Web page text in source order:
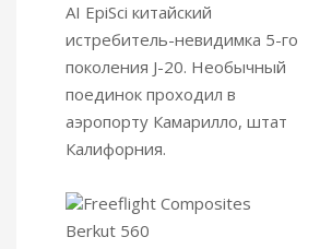
AI EpiSci китайский
истребитель-невидимка 5-го
поколения J-20. Необычный
поединок проходил в
аэропорту Камарилло, штат
Калифорния.
Freeflight Composites
Berkut 560